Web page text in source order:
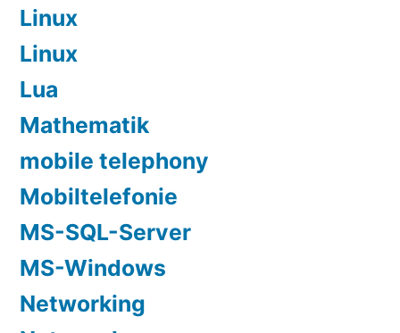
Linux
Linux
Lua
Mathematik
mobile telephony
Mobiltelefonie
MS-SQL-Server
MS-Windows
Networking